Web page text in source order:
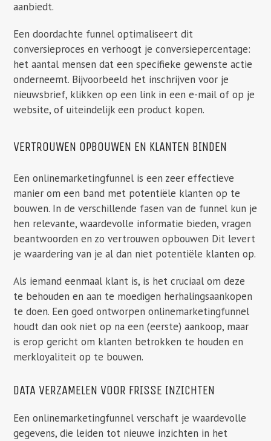
aanbiedt.
Een doordachte funnel optimaliseert dit
conversieproces en verhoogt je conversiepercentage:
het aantal mensen dat een specifieke gewenste actie
onderneemt. Bijvoorbeeld het inschrijven voor je
nieuwsbrief, klikken op een link in een e-mail of op je
website, of uiteindelijk een product kopen.
VERTROUWEN OPBOUWEN EN KLANTEN BINDEN
Een onlinemarketingfunnel is een zeer effectieve
manier om een band met potentiële klanten op te
bouwen. In de verschillende fasen van de funnel kun je
hen relevante, waardevolle informatie bieden, vragen
beantwoorden en zo vertrouwen opbouwen Dit levert
je waardering van je al dan niet potentiële klanten op.
Als iemand eenmaal klant is, is het cruciaal om deze
te behouden en aan te moedigen herhalingsaankopen
te doen. Een goed ontworpen onlinemarketingfunnel
houdt dan ook niet op na een (eerste) aankoop, maar
is erop gericht om klanten betrokken te houden en
merkloyaliteit op te bouwen.
DATA VERZAMELEN VOOR FRISSE INZICHTEN
Een onlinemarketingfunnel verschaft je waardevolle
gegevens, die leiden tot nieuwe inzichten in het